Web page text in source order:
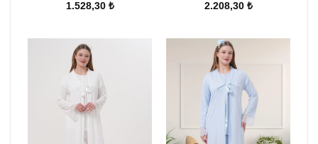
1.528,30 ₺
2.208,30 ₺